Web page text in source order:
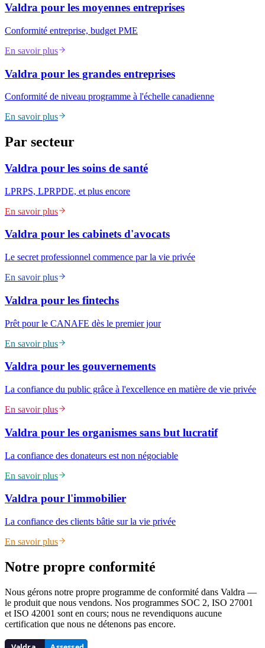
Valdra pour les moyennes entreprises
Conformité entreprise, budget PME
En savoir plus
Valdra pour les grandes entreprises
Conformité de niveau programme à l'échelle canadienne
En savoir plus
Par secteur
Valdra pour les soins de santé
LPRPS, LPRPDE, et plus encore
En savoir plus
Valdra pour les cabinets d'avocats
Le secret professionnel commence par la vie privée
En savoir plus
Valdra pour les fintechs
Prêt pour le CANAFE dès le premier jour
En savoir plus
Valdra pour les gouvernements
La confiance du public grâce à l'excellence en matière de vie privée
En savoir plus
Valdra pour les organismes sans but lucratif
La confiance des donateurs est non négociable
En savoir plus
Valdra pour l'immobilier
La confiance des clients bâtie sur la vie privée
En savoir plus
Notre propre conformité
Nous gérons notre propre programme de conformité dans Valdra —
le produit que nous vendons. Nos programmes SOC 2, ISO 27001
et ISO 42001 sont en cours; nous ne revendiquons aucune
certification que nous ne détenons pas encore.